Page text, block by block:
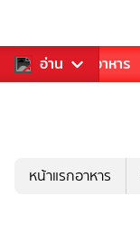
อ่าน
การเพลง อาหาร
หน้าแรกอาหาร